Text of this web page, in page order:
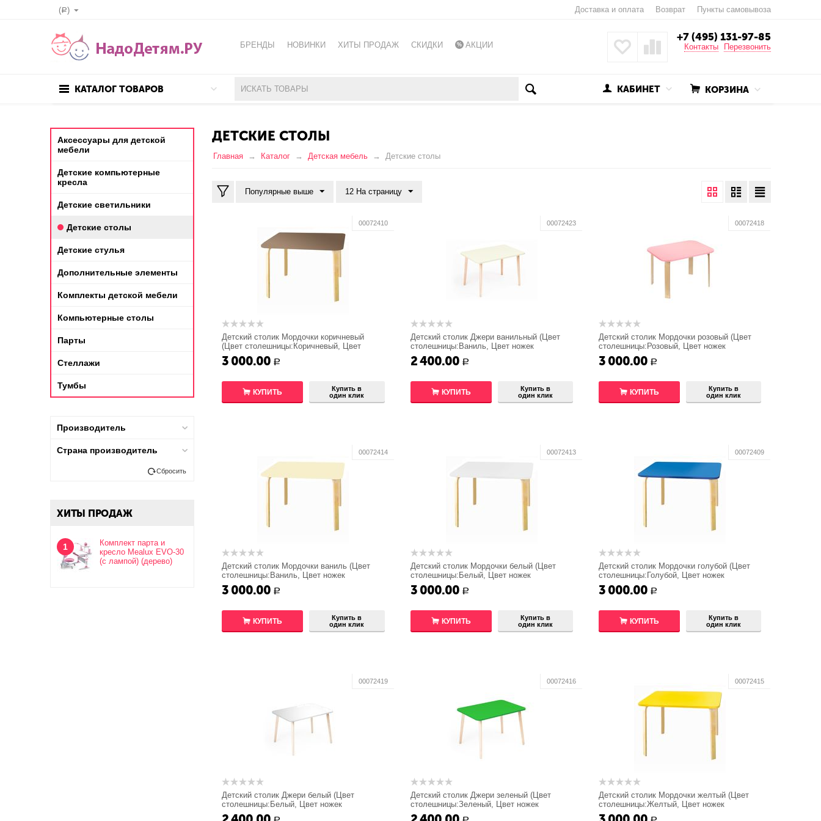
(Р) Доставка и оплата Возврат Пункты самовывоза
БРЕНДЫ НОВИНКИ ХИТЫ ПРОДАЖ СКИДКИ АКЦИИ
+7 (495) 131-97-85
Контакты Перезвонить
КАТАЛОГ ТОВАРОВ КОРЗИНА
КАБИНЕТ
ДЕТСКИЕ СТОЛЫ
Главная Каталог Детская мебель Детские столы
Популярные выше 12 На страницу
00072410
Детский столик Мордочки коричневый
(Цвет столешницы:Коричневый, Цвет
ножек стола:Береза)
3 000.00 Р
КУПИТЬ
Купить в
один клик
00072423
Детский столик Джери ванильный (Цвет
столешницы:Ваниль, Цвет ножек
стола:Береза)
2 400.00 Р
КУПИТЬ
Купить в
один клик
00072418
Детский столик Мордочки розовый (Цвет
столешницы:Розовый, Цвет ножек
стола:Береза)
3 000.00 Р
КУПИТЬ
Купить в
один клик
00072414
Детский столик Мордочки ваниль (Цвет
столешницы:Ваниль, Цвет ножек
стола:Береза)
3 000.00 Р
КУПИТЬ
Купить в
один клик
00072413
Детский столик Мордочки белый (Цвет
столешницы:Белый, Цвет ножек
стола:Береза)
3 000.00 Р
КУПИТЬ
Купить в
один клик
00072409
Детский столик Мордочки голубой (Цвет
столешницы:Голубой, Цвет ножек
стола:Береза)
3 000.00 Р
КУПИТЬ
Купить в
один клик
00072419
Детский столик Джери белый (Цвет
столешницы:Белый, Цвет ножек
стола:Береза)
00072416
Детский столик Джери зеленый (Цвет
столешницы:Зеленый, Цвет ножек
стола:Береза)
00072415
Детский столик Мордочки желтый (Цвет
столешницы:Желтый, Цвет ножек
стола:Береза)
Аксессуары для детской
мебели
Детские компьютерные
кресла
Детские светильники
Детские столы
Детские стулья
Дополнительные элементы
Комплекты детской мебели
Компьютерные столы
Парты
Стеллажи
Тумбы
Производитель
Страна производитель
Сбросить
ХИТЫ ПРОДАЖ
1
Комплект парта и
кресло Mealux EVO-30
(с лампой) (дерево)